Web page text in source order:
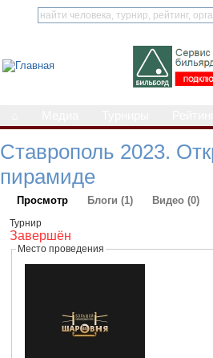
Ставрополь 2023.
пирамиде
Просмотр Блоги (1) Видео (0)
Турнир
Завершён
Место проведения